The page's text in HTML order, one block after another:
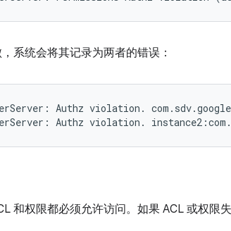
系统会将其记录为两者的错误：
Authz violation.
和权限都必须允许访问。如果 ACL 或权限